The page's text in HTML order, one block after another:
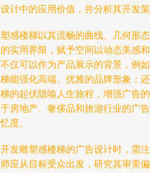
计中的应用价值，并分析其开发策
感楼梯以其流畅的曲线、几何形
实用界限，赋予空间以动态美感
仅可以作为产品展示的背景，例
能强化高端、优雅的品牌形象；
的起伏隐喻人生旅程，增强广告
房地产、奢侈品和旅游行业的广
度。
发雕塑感楼梯的广告设计时，需
应从目标受众出发，研究其审美